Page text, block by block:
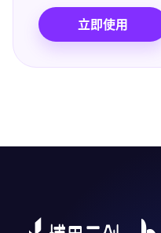
立即使用